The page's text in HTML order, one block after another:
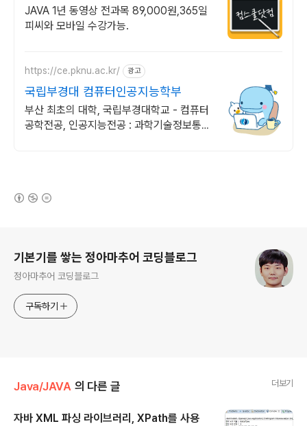
기프티콘!
JAVA 1년 동영상 전과목 89,000원,365일
피씨와 모바일 수강가능.
https://ce.pknu.ac.kr/ 광고
국립부경대 컴퓨터인공지능학부
부산 최초의 대학, 국립부경대학교 - 컴퓨터
공학전공, 인공지능전공 : 과학기술정보통신
기본기를 쌓는 정아마추어 코딩블로그
정아마추어 코딩블로그
구독하기
Java/JAVA 의 다른 글 더보기
자바 XML 파싱 라이브러리, XPath를 사용